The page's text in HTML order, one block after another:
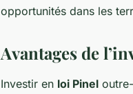
opportunités dans les
Avantages de
Investir en loi Pinel